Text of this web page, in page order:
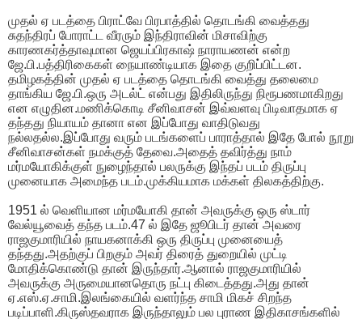
முதல் ஏ படத்தை பிராட்வே பிரபாத்தில் தொடங்கி வைத்தது
சுதந்திரப் போராட்ட வீரரும் இந்திராவின் மிசாவிற்கு
காரணகர்த்தாவுமான ஜெயப்பிரகாஷ் நாராயணன் என்ற
ஜே.பி.பத்திரிகைகள் நையாண்டியாக இதை குறிப்பிட்டன.
தமிழகத்தின் முதல் ஏ படத்தை தொடங்கி வைத்து தலைமை
தாங்கிய ஜே.பி.ஒரு அடல்ட் என்பது இதிலிருந்து நிரூபணமாகிறது
என எழுதின.மணிக்கொடி சீனிவாசன் இவ்வளவு பிடிவாதமாக ஏ
தந்தது நியாயம் தானா என இப்போது வாதிடுவது
நல்லதல்ல.இப்போது வரும் படங்களைப் பாராத்தால் இதே போல் நூறு
சீனிவாசன்கள் நமக்குத் தேவை.அதைத் தவிர்த்து நாம்
மர்மயோகிக்குள் நுழைந்தால் பலருக்கு இந்தப் படம் திருப்பு
முனையாக அமைந்த படம்.முக்கியமாக மக்கள் திலகத்திற்கு.
1951 ல் வெளியான மர்மயோகி தான் அவருக்கு ஒரு ஸ்டார்
வேல்யூவைத் தந்த படம்.47 ல் இதே ஜூபிடர் தான் அவரை
ராஜகுமாரியில் நாயகனாக்கி ஒரு திருப்பு முனையைத்
தந்தது.அதற்குப் பிறகும் அவர் திரைத் துறையில் முட்டி
மோதிக்கொண்டு தான் இருந்தார்.ஆனால் ராஜகுமாரியில்
அவருக்கு அருமையானதொரு நட்பு கிடைத்தது.அது தான்
ஏ.எஸ்.ஏ.சாமி.இலங்கையில் வளர்ந்த சாமி மிகச் சிறந்த
படிப்பாளி.கிருஸ்தவராக இருந்தாலும் பல புராண இதிகாசங்களில்